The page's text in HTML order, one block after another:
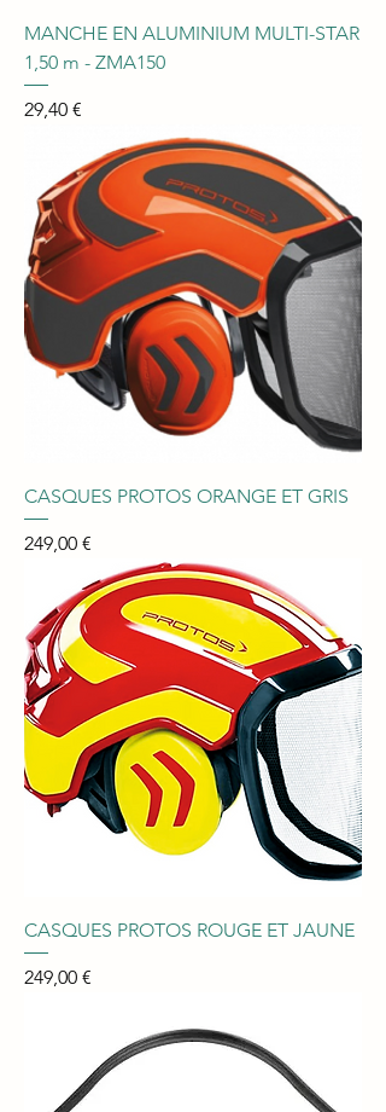
MANCHE EN ALUMINIUM MULTI-STAR
1,50 m - ZMA150
Prix
29,40 €
CASQUES PROTOS ORANGE ET GRIS
Prix
249,00 €
CASQUES PROTOS ROUGE ET JAUNE
Prix
249,00 €